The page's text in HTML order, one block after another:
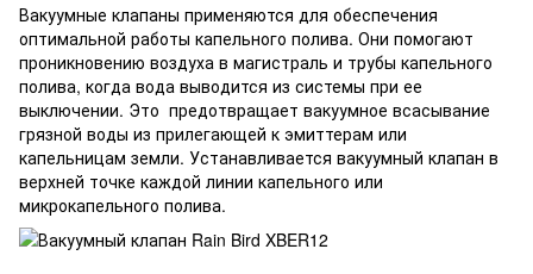
Вакуумные клапаны применяются для обеспечения
оптимальной работы капельного полива. Они помогают
проникновению воздуха в магистраль и трубы капельного
полива, когда вода выводится из системы при ее
выключении. Это предотвращает вакуумное всасывание
грязной воды из прилегающей к эмиттерам или
капельницам земли. Устанавливается вакуумный клапан в
верхней точке каждой линии капельного или
микрокапельного полива.